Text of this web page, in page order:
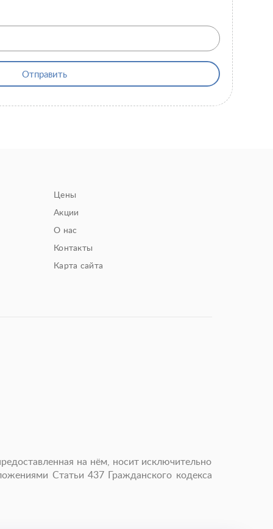
Отправить
Цены
Акции
О нас
Контакты
Карта сайта
на нём, носит исключительно
Статьи 437 Гражданского кодекса